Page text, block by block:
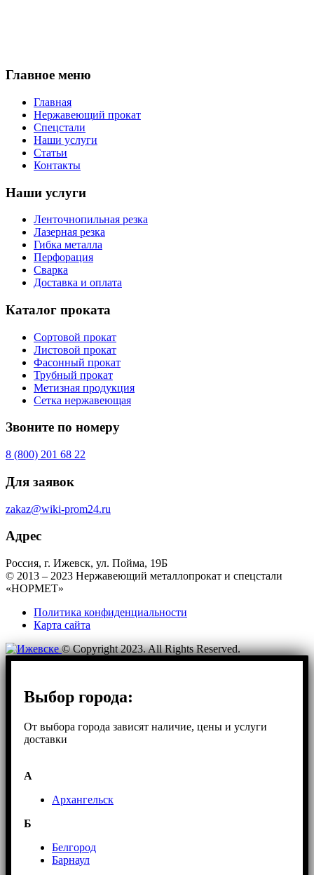
Главное меню
Главная
Нержавеющий прокат
Спецстали
Наши услуги
Статьи
Контакты
Наши услуги
Ленточнопильная резка
Лазерная резка
Гибка металла
Перфорация
Сварка
Доставка и оплата
Каталог проката
Сортовой прокат
Листовой прокат
Фасонный прокат
Трубный прокат
Метизная продукция
Сетка нержавеющая
Звоните по номеру
8 (800) 201 68 22
Для заявок
zakaz@wiki-prom24.ru
Адрес
Россия, г. Ижевск, ул. Пойма, 19Б
© 2013 – 2023 Нержавеющий металлопрокат и спецстали
«НОРМЕТ»
Политика конфиденциальности
Карта сайта
© Copyright 2023. All Rights Reserved.
Выбор города:
От выбора города зависят наличие, цены и услуги
доставки
А
Архангельск
Б
Белгород
Барнаул